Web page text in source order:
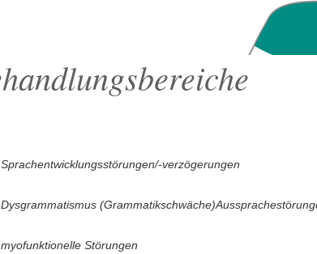
Sprachentwicklungsstörungen/-verzögerungen
Dysgrammatismus (Grammatikschwäche)
myofunktionelle Störungen